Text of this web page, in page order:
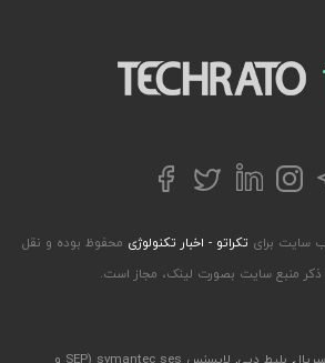
اینستاگرام
لینکداینتوییترفیسبوک
تکراتو - اخبار تکنولوژی محفوظ بوده و نقل
ذکر منبع سایت بصورت لینک، مجاز است.
, بلیط دبی, لایسنس symantec ses (SEP و